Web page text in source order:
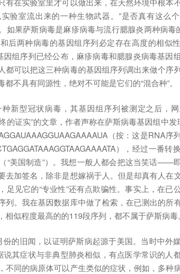
验室流出来的一种生物武器。”是否真有这么
如果萨斯病毒是麻疹病毒与流行腮腺炎两种病毒
后两种病毒的基因组序列必定存在高度的相似
因组序列已经公布，麻疹病毒和腮腺炎病毒基因
都可以把这三种病毒的基因组序列调出来做个序
不具有同源性，绝对不可能是它们的“混合种”。
新型冠状病毒，其基因组序列被测定之后，
的证实”的文章，作者声称在萨斯病毒基因组中发
（按：这是RNA序
），经过一番转
“美国制造”）。我想一般人都会把这当笑话——
去加签名，除非是想嫁祸于人。但是却真有人在
足见它的“专业性”还有点欺骗性。事实上，在已
列。我在基因数据库中做了检索，在已测出的所
似程度最高的的119段序列，都不属于萨斯病毒。
的旧闻，以证明萨斯病起源于美国。当时中外
说其症状与非典型肺炎相似，有点医学常识的人
不同的病原体可以产生类似的症状，例如，多种